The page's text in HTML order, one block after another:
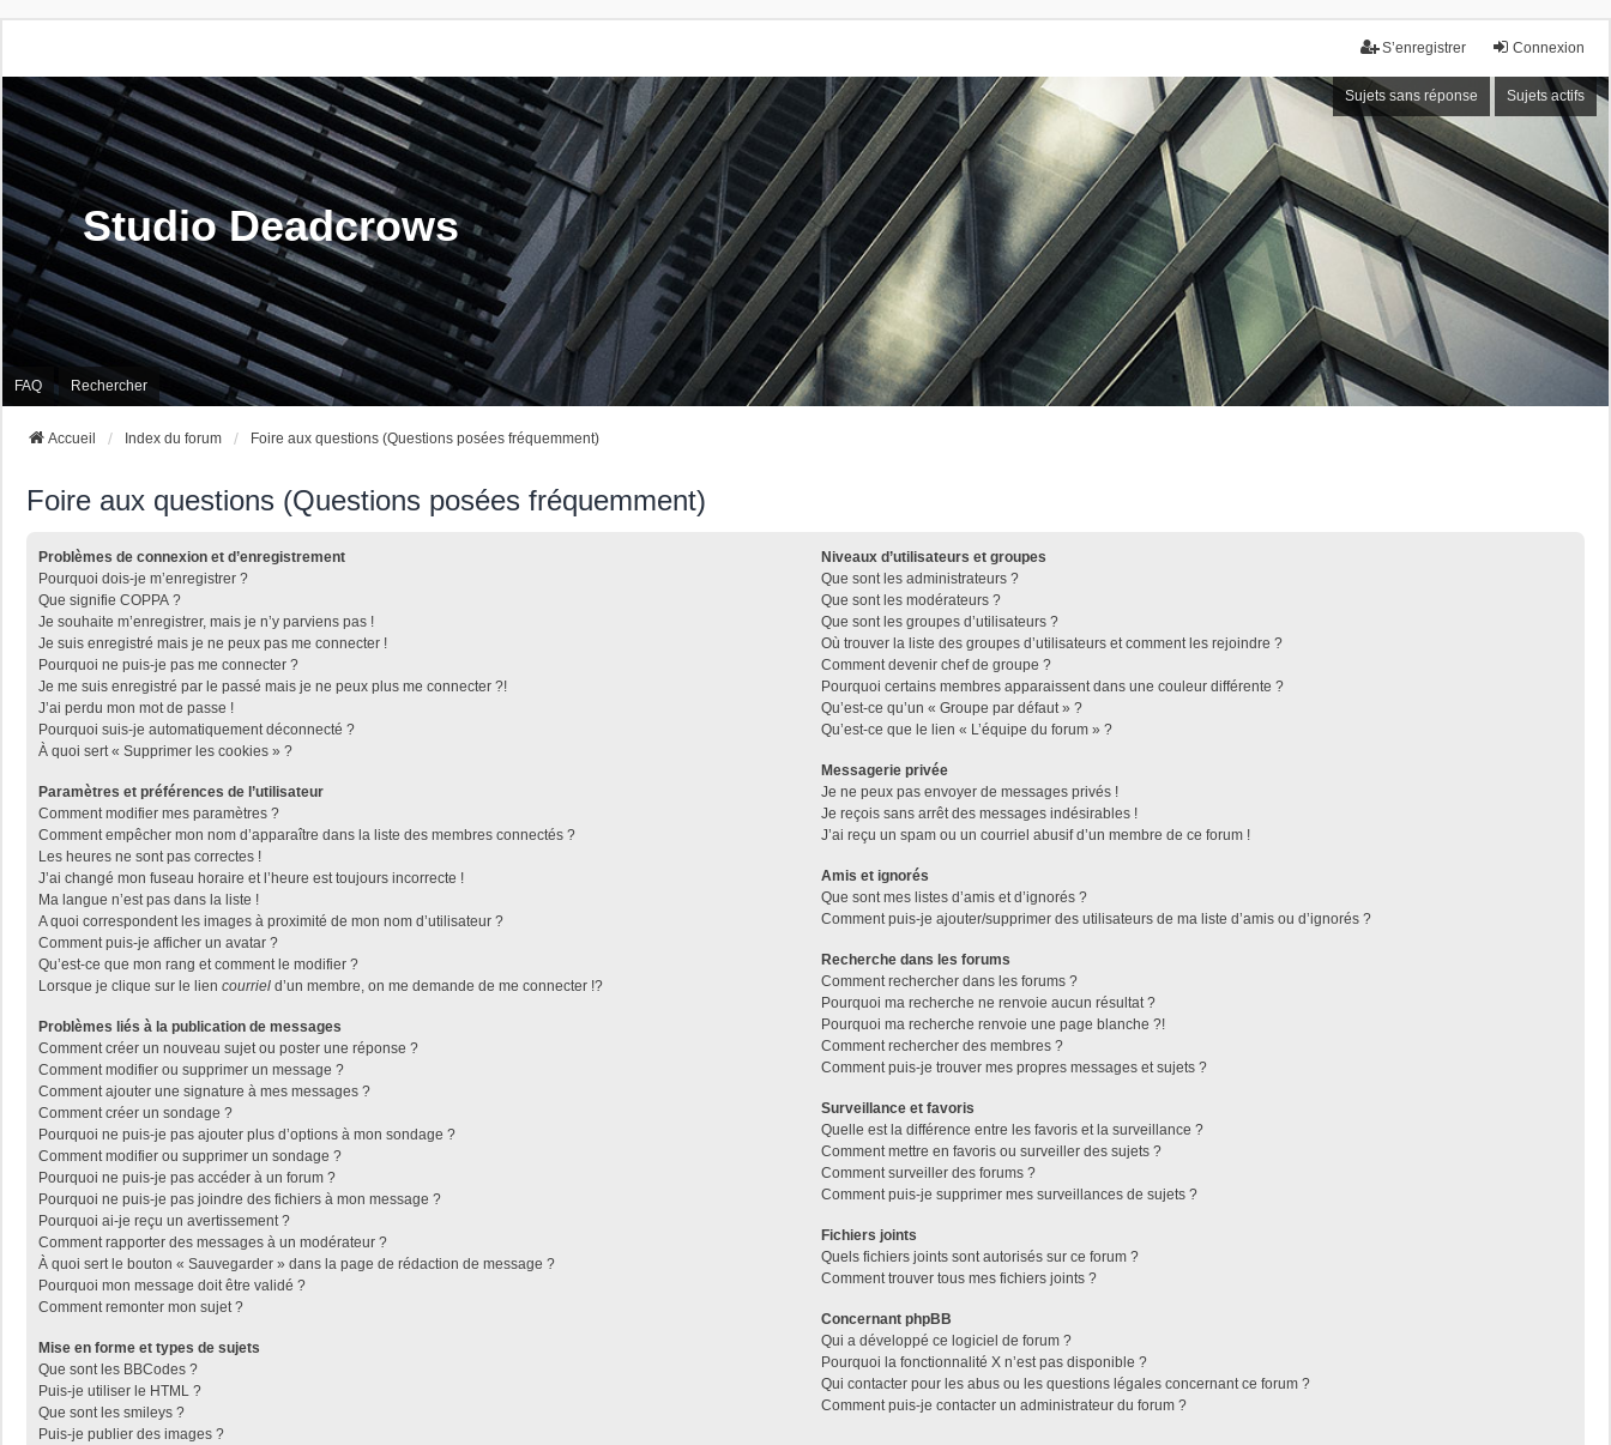
Connexion
S’enregistrer
Sujets sans réponse Sujets actifs
Studio Deadcrows
FAQ Rechercher
Accueil Index du forum Foire aux questions (Questions posées fréquemment)
Foire aux questions (Questions posées fréquemment)
Problèmes de connexion et d’enregistrement
Pourquoi dois-je m’enregistrer ?
Que signifie COPPA ?
Je souhaite m’enregistrer, mais je n’y parviens pas !
Je suis enregistré mais je ne peux pas me connecter !
Pourquoi ne puis-je pas me connecter ?
Je me suis enregistré par le passé mais je ne peux plus me connecter ?!
J’ai perdu mon mot de passe !
Pourquoi suis-je automatiquement déconnecté ?
À quoi sert « Supprimer les cookies » ?
Paramètres et préférences de l’utilisateur
Comment modifier mes paramètres ?
Comment empêcher mon nom d’apparaître dans la liste des membres connectés ?
Les heures ne sont pas correctes !
J’ai changé mon fuseau horaire et l’heure est toujours incorrecte !
Ma langue n’est pas dans la liste !
A quoi correspondent les images à proximité de mon nom d’utilisateur ?
Comment puis-je afficher un avatar ?
Qu’est-ce que mon rang et comment le modifier ?
Lorsque je clique sur le lien courriel d’un membre, on me demande de me connecter !?
Problèmes liés à la publication de messages
Comment créer un nouveau sujet ou poster une réponse ?
Comment modifier ou supprimer un message ?
Comment ajouter une signature à mes messages ?
Comment créer un sondage ?
Pourquoi ne puis-je pas ajouter plus d’options à mon sondage ?
Comment modifier ou supprimer un sondage ?
Pourquoi ne puis-je pas accéder à un forum ?
Pourquoi ne puis-je pas joindre des fichiers à mon message ?
Pourquoi ai-je reçu un avertissement ?
Comment rapporter des messages à un modérateur ?
À quoi sert le bouton « Sauvegarder » dans la page de rédaction de message ?
Pourquoi mon message doit être validé ?
Comment remonter mon sujet ?
Mise en forme et types de sujets
Que sont les BBCodes ?
Puis-je utiliser le HTML ?
Que sont les smileys ?
Puis-je publier des images ?
Niveaux d’utilisateurs et groupes
Que sont les administrateurs ?
Que sont les modérateurs ?
Que sont les groupes d’utilisateurs ?
Où trouver la liste des groupes d’utilisateurs et comment les rejoindre ?
Comment devenir chef de groupe ?
Pourquoi certains membres apparaissent dans une couleur différente ?
Qu’est-ce qu’un « Groupe par défaut » ?
Qu’est-ce que le lien « L’équipe du forum » ?
Messagerie privée
Je ne peux pas envoyer de messages privés !
Je reçois sans arrêt des messages indésirables !
J’ai reçu un spam ou un courriel abusif d’un membre de ce forum !
Amis et ignorés
Que sont mes listes d’amis et d’ignorés ?
Comment puis-je ajouter/supprimer des utilisateurs de ma liste d’amis ou d’ignorés ?
Recherche dans les forums
Comment rechercher dans les forums ?
Pourquoi ma recherche ne renvoie aucun résultat ?
Pourquoi ma recherche renvoie une page blanche ?!
Comment rechercher des membres ?
Comment puis-je trouver mes propres messages et sujets ?
Surveillance et favoris
Quelle est la différence entre les favoris et la surveillance ?
Comment mettre en favoris ou surveiller des sujets ?
Comment surveiller des forums ?
Comment puis-je supprimer mes surveillances de sujets ?
Fichiers joints
Quels fichiers joints sont autorisés sur ce forum ?
Comment trouver tous mes fichiers joints ?
Concernant phpBB
Qui a développé ce logiciel de forum ?
Pourquoi la fonctionnalité X n’est pas disponible ?
Qui contacter pour les abus ou les questions légales concernant ce forum ?
Comment puis-je contacter un administrateur du forum ?